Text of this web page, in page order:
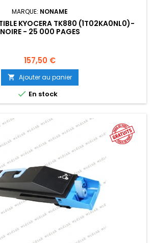
MARQUE: NONAME
KYOCERA TK880 (1T02KA0NL0)-
NOIRE - 25 000 PAGES
Prix
157,50 €
 Ajouter au panier
 En stock